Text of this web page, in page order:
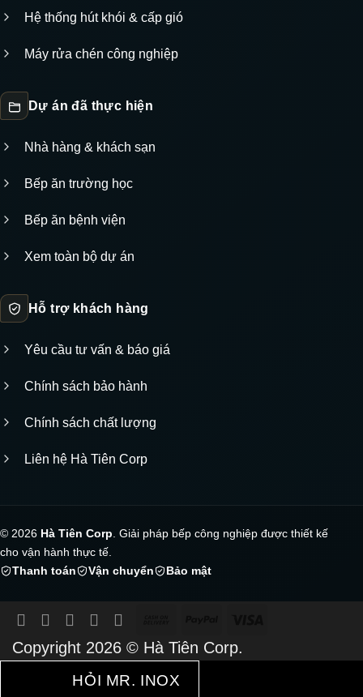
Hệ thống hút khói & cấp gió
Máy rửa chén công nghiệp
Dự án đã thực hiện
Nhà hàng & khách sạn
Bếp ăn trường học
Bếp ăn bệnh viện
Xem toàn bộ dự án
Hỗ trợ khách hàng
Yêu cầu tư vấn & báo giá
Chính sách bảo hành
Chính sách chất lượng
Liên hệ Hà Tiên Corp
© 2026 Hà Tiên Corp. Giải pháp bếp công nghiệp được thiết kế
cho vận hành thực tế.
Thanh toán
Vận chuyển Bảo mật
On
Copyright 2026 © Hà Tiên Corp.
HỎI MR. INOX